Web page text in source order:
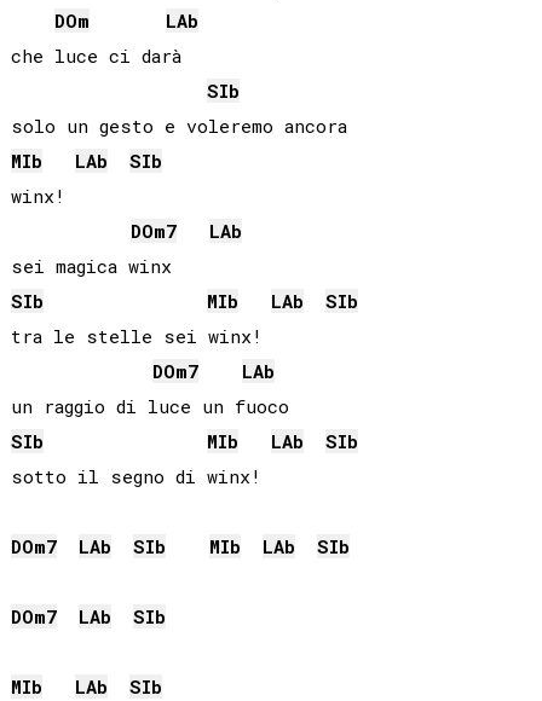
DOm
LAb
che luce ci darà
SIb
solo un gesto e voleremo ancora
MIb
LAb
SIb
winx!
DOm7
LAb
SIb
MIb LAb
SIb
tra le stelle sei winx!
DOm7
LAb
SIb
MIb LAb
SIb
sotto il segno di winx!
DOm7 LAb SIb MIb LAb SIb
DOm7 LAb SIb
MIb LAb
SIb